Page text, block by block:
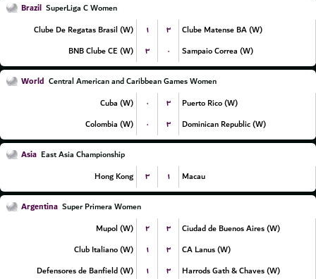
Brazil SuperLiga C Women
Clube De Regatas Brasil (W)
۱ ۳
Clube Matense BA (W)
BNB Clube CE (W)
۳ ۰ Sampaio Correa (W)
World Central American and Caribbean Games Women
Cuba (W)
۰ ۳
Puerto Rico (W)
Colombia (W)
۰ ۳ Dominican Republic (W)
Asia East Asia Championship
Hong Kong
۳ ۱ Macau
Argentina Super Primera Women
Mupol (W)
۲ ۳
Ciudad de Buenos Aires (W)
Club Italiano (W)
۱ ۳
CA Lanus (W)
Defensores de Banfield (W)
۱ ۳
Harrods Gath & Chaves (W)